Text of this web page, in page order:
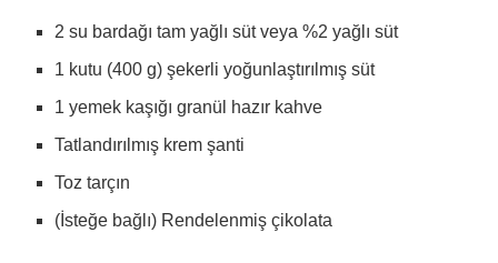
2 su bardağı tam yağlı süt veya %2 yağlı süt
1 kutu (400 g) şekerli yoğunlaştırılmış süt
1 yemek kaşığı granül hazır kahve
Tatlandırılmış krem şanti
Toz tarçın
(İsteğe bağlı) Rendelenmiş çikolata